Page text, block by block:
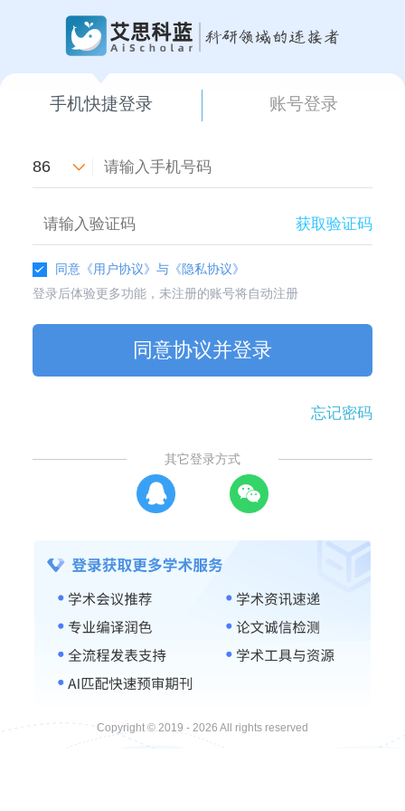
手机快捷登录 账号登录
86
获取验证码
同意 《用户协议》与 《隐私协议》
登录后体验更多功能，未注册的账号将自动注册
同意协议并登录
忘记密码
其它登录方式
Copyright © 2019 - 2026 All rights reserved